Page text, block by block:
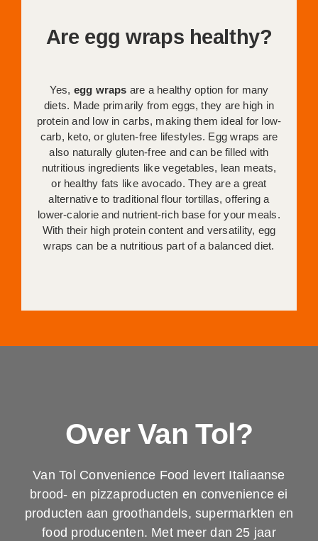
Are egg wraps healthy?
Yes, egg wraps are a healthy option for many
diets. Made primarily from eggs, they are high in
protein and low in carbs, making them ideal for low-
carb, keto, or gluten-free lifestyles. Egg wraps are
also naturally gluten-free and can be filled with
nutritious ingredients like vegetables, lean meats,
or healthy fats like avocado. They are a great
alternative to traditional flour tortillas, offering a
lower-calorie and nutrient-rich base for your meals.
With their high protein content and versatility, egg
wraps can be a nutritious part of a balanced diet.
Over Van Tol?
Van Tol Convenience Food levert Italiaanse
brood- en pizzaproducten en convenience ei
producten aan groothandels, supermarkten en
food producenten. Met meer dan 25 jaar